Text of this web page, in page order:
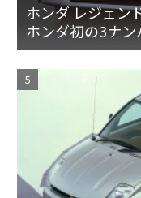
ホンダ レジェン
ホンダ初の3ナ
ンとハードトッ